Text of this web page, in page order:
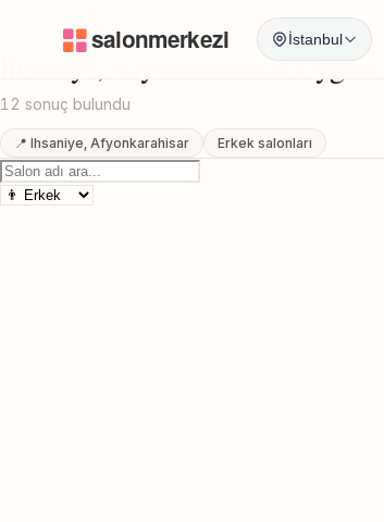
İstanbul
/ Uygun Fiyatli
Ihsaniye, Afyonkarahisar
12 sonuç bulundu
📍 Ihsaniye, Afyonkarahisar Erkek salonları